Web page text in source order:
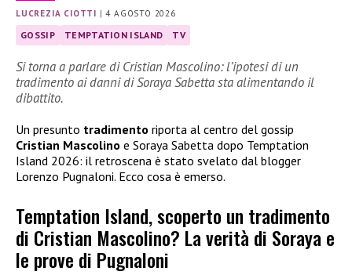
LUCREZIA CIOTTI |4 AGOSTO 2026
GOSSIP TEMPTATION ISLAND TV
Si torna a parlare di Cristian Mascolino: l’ipotesi di un
tradimento ai danni di Soraya Sabetta sta alimentando il
dibattito.
Un presunto tradimento riporta al centro del gossip
Cristian Mascolino e Soraya Sabetta dopo Temptation
Island 2026: il retroscena è stato svelato dal blogger
Lorenzo Pugnaloni. Ecco cosa è emerso.
Temptation Island, scoperto un tradimento
di Cristian Mascolino? La verità di Soraya e
le prove di Pugnaloni